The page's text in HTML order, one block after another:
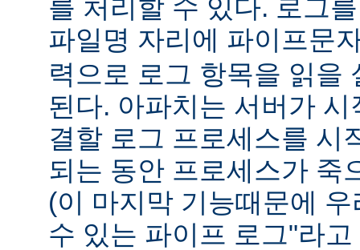
를 처리할 수 있다. 로그
파일명 자리에 파이프문
력으로 로그 항목을 읽을
된다. 아파치는 서버가
결할 로그 프로세스를 시
되는 동안 프로세스가 죽
(이 마지막 기능때문에
수 있는 파이프 로그"라